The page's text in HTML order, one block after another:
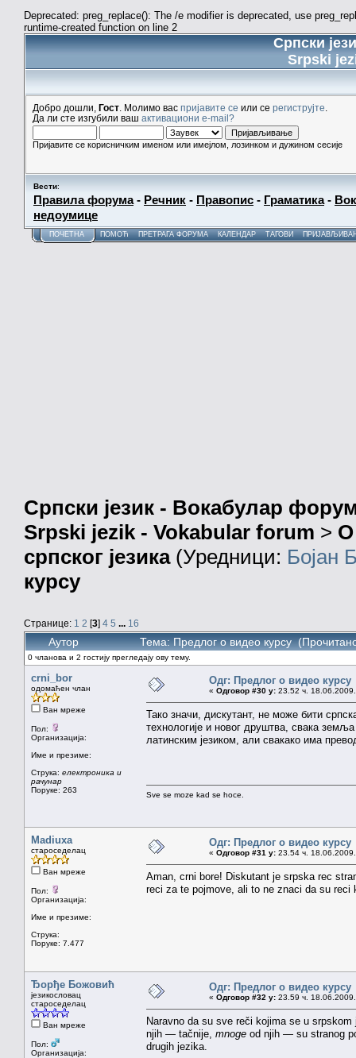
Deprecated: preg_replace(): The /e modifier is deprecated, use
runtime-created function on line 2
Српски
Srpski
Добро дошли, Гост . Молимо вас пријавите се или се региструјте
Да ли сте изгубили ваш активациони e-mail?
Пријавите се корисничким именом или имејлом, лозинком и дужином сесије
Вести:
Правила форума- Речник - Правопис - Граматика-
недоумице
ПОЧЕТНА ПОМОЋ ПРЕТРАГА ФОРУМА КАЛЕНДАР ТАГОВИ
Српски језик - Вокабулар
Srpski jezik - Vokabular forum > О
српског језика(Уредници: Бојан
курсу
Странице: 1 2 [3] 4 5 ... 16
Аутор Тема: Предлог о видео курсу
0 чланова и 2 гостију прегледају ову тему.
crni_bor
одомаћен члан
Ван мреже
Пол:
Организација:
Име и презиме:
Струка: електроника и
рачунар
Поруке: 263
Одг: Предлог о видео курсу
« Одговор #30 у: 23.52 ч.
Тако значи, дискутант, не може бити
технологије и новог друштва, свака земља
латинским језиком, али свакако има
Sve se moze kad se hoce.
Madiuxa
староседелац
Ван мреже
Пол:
Организација:
Име и презиме:
Струка:
Поруке: 7.477
Одг: Предлог о видео курсу
« Одговор #31 у: 23.54 ч.
Aman, crni bore! Diskutant je srpska rec
reci za te pojmove, ali to ne znaci da su
Ђорђе Божовић
језикословац
староседелац
Ван мреже
Пол:
Организација:
Одг: Предлог о видео курсу
« Одговор #32 у: 23.59 ч.
Naravno da su sve reči kojima se u
njih — tačnije, mnoge od njih — su stranog
drugih jezika.